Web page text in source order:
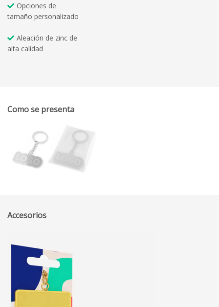
Opciones de
tamaño personalizado
Aleación de zinc de
alta calidad
Como se presenta
Accesorios